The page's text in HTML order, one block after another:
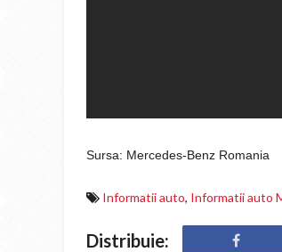
Sursa: Mercedes-Benz Romania
Informatii auto, Informatii auto
Distribuie: